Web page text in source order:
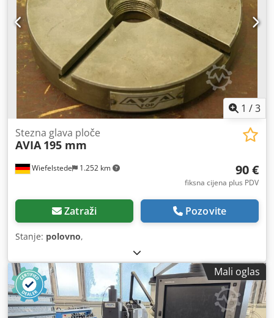
1 /3
Wiefelstede 1.252 km
Stezna glava ploče
AVIA 195 mm
90 €
fiksna cijena plus PDV
Zatraži Pozovite
Stanje: polovno,
Mali oglas